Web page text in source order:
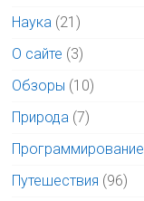
Наука (21)
О сайте (3)
Обзоры (10)
Природа (7)
Программирование
Путешествия (96)